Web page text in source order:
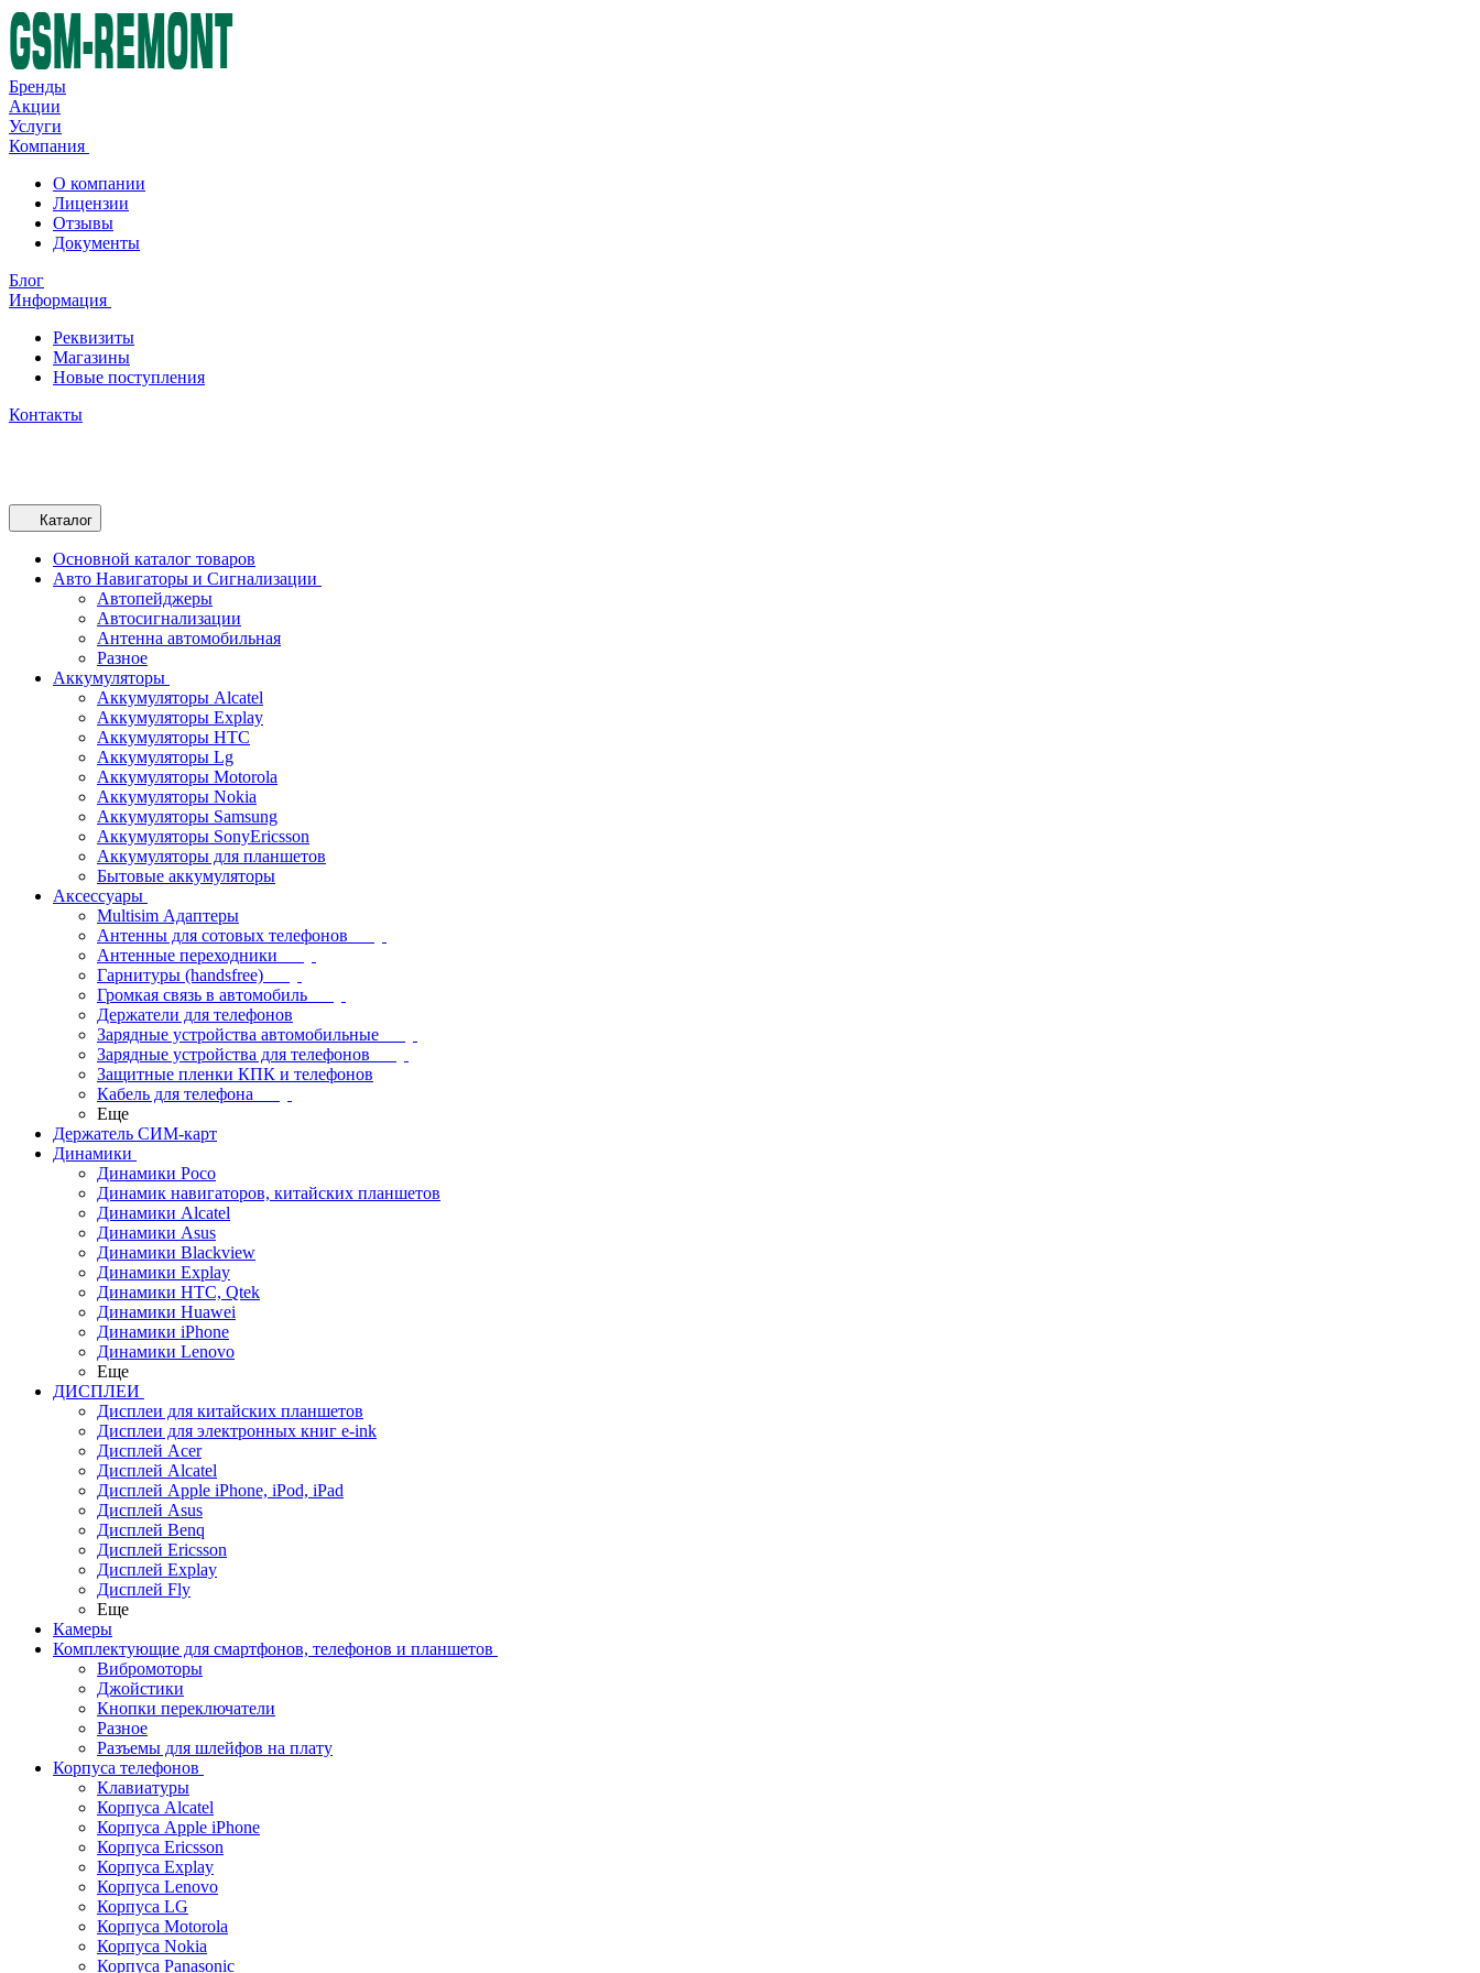
Бренды
Акции
Услуги
Компания
О компании
Лицензии
Отзывы
Документы
Блог
Информация
Реквизиты
Магазины
Новые поступления
Контакты
Каталог
Основной каталог товаров
Авто Навигаторы и Сигнализации
Автопейджеры
Автосигнализации
Антенна автомобильная
Разное
Аккумуляторы
Аккумуляторы Alcatel
Аккумуляторы Explay
Аккумуляторы HTC
Аккумуляторы Lg
Аккумуляторы Motorola
Аккумуляторы Nokia
Аккумуляторы Samsung
Аккумуляторы SonyEricsson
Аккумуляторы для планшетов
Бытовые аккумуляторы
Аксессуары
Multisim Адаптеры
Антенны для сотовых телефонов
Антенные переходники
Гарнитуры (handsfree)
Громкая связь в автомобиль
Держатели для телефонов
Зарядные устройства автомобильные
Зарядные устройства для телефонов
Защитные пленки КПК и телефонов
Кабель для телефона
Еще
Держатель СИМ-карт
Динамики
Динамики Poco
Динамик навигаторов, китайских планшетов
Динамики Alcatel
Динамики Asus
Динамики Blackview
Динамики Explay
Динамики HTC, Qtek
Динамики Huawei
Динамики iPhone
Динамики Lenovo
Еще
ДИСПЛЕИ
Дисплеи для китайских планшетов
Дисплеи для электронных книг e-ink
Дисплей Acer
Дисплей Alcatel
Дисплей Apple iPhone, iPod, iPad
Дисплей Asus
Дисплей Benq
Дисплей Ericsson
Дисплей Explay
Дисплей Fly
Еще
Камеры
Комплектующие для смартфонов, телефонов и планшетов
Вибромоторы
Джойстики
Кнопки переключатели
Разное
Разъемы для шлейфов на плату
Корпуса телефонов
Клавиатуры
Корпуса Alcatel
Корпуса Apple iPhone
Корпуса Ericsson
Корпуса Explay
Корпуса Lenovo
Корпуса LG
Корпуса Motorola
Корпуса Nokia
Корпуса Panasonic